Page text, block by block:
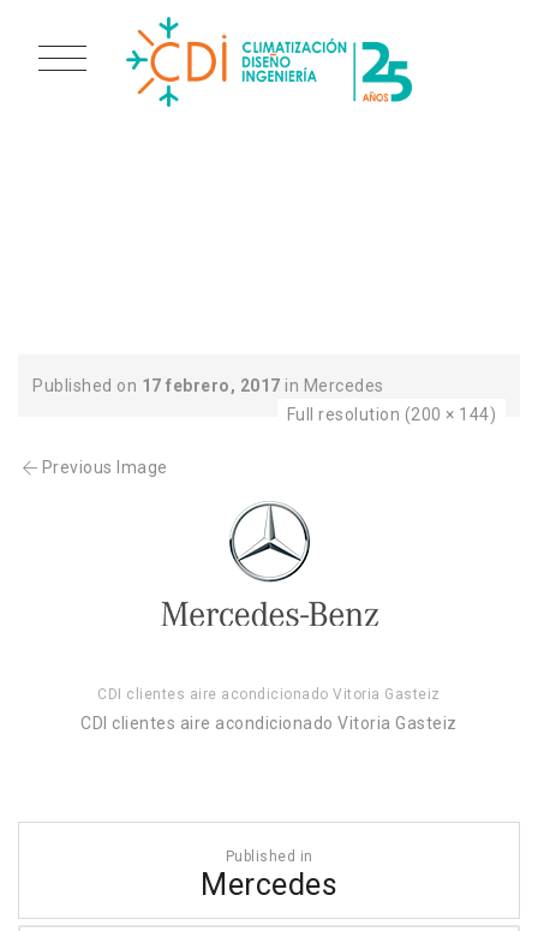
Published on 17 febrero, 2017 in Mercedes
Full resolution (200 × 144)
Previous Image
CDI clientes aire acondicionado Vitoria Gasteiz
CDI clientes aire acondicionado Vitoria Gasteiz
entradas
Published in
Mercedes